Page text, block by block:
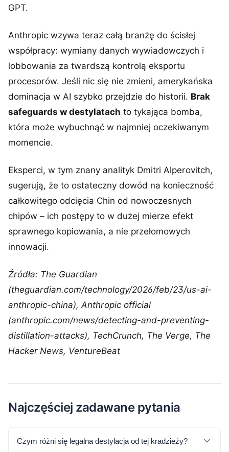
GPT.
Anthropic wzywa teraz całą branżę do ścisłej
współpracy: wymiany danych wywiadowczych i
lobbowania za twardszą kontrolą eksportu
procesorów. Jeśli nic się nie zmieni, amerykańska
dominacja w AI szybko przejdzie do historii. Brak
safeguards w destylatach to tykająca bomba,
która może wybuchnąć w najmniej oczekiwanym
momencie.
Eksperci, w tym znany analityk Dmitri Alperovitch,
sugerują, że to ostateczny dowód na konieczność
całkowitego odcięcia Chin od nowoczesnych
chipów – ich postępy to w dużej mierze efekt
sprawnego kopiowania, a nie przełomowych
innowacji.
Źródła: The Guardian
(theguardian.com/technology/2026/feb/23/us-ai-
anthropic-china), Anthropic official
(anthropic.com/news/detecting-and-preventing-
distillation-attacks), TechCrunch, The Verge, The
Hacker News, VentureBeat
Najczęściej zadawane pytania
Czym różni się legalna destylacja od tej kradzieży?